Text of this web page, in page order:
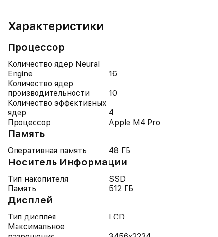
Характеристики
Процессор
Количество ядер Neural
Engine
16
Количество ядер
производительности
10
Количество эффективных
ядер
4
Процессор
Apple M4 Pro
Память
Оперативная память 48 ГБ
Носитель Информации
Тип накопителя
SSD
Память
512 ГБ
Дисплей
Тип дисплея
LCD
Максимальное